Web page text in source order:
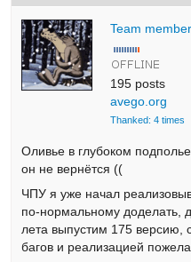
Team
195 posts
avego.org
Thanked: 4 times
Оливье в глубоком
он не вернётся ((
ЧПУ я уже начал
по-нормальному доделать,
лета выпустим 175 версию,
багов и реализацией